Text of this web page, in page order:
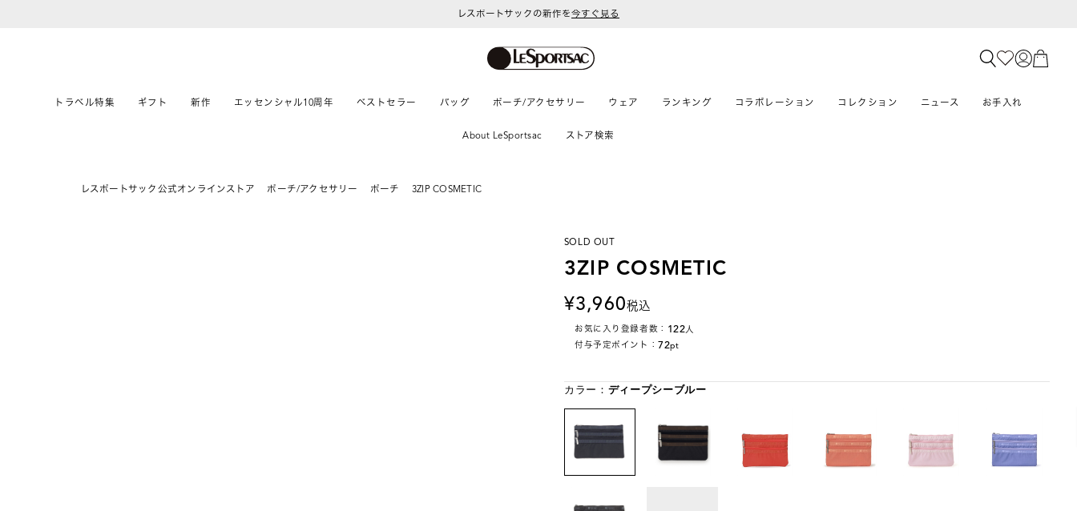
トラベル特集 ギフト 新作 エッセンシャル10周年 ベストセラー バッグ ポーチ/アクセサリー ウェア ランキング コラボレーション コレクション ニュース お手入れ
About LeSportsac ストア検索
レスポートサック公式オンラインストア ポーチ/アクセサリー ポーチ 3ZIP COSMETIC
SOLD OUT
3ZIP COSMETIC
3,960税込
お気に入り登録者数： 122人
付与予定ポイント：72pt
カラー： ディープシーブルー